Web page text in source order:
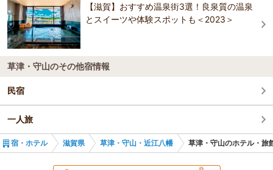
江八幡）
Little Birds Hostel 近江八幡
ビジネス旅館 長栄荘
コンフォートイン近江八幡
近江八幡 まちや倶楽部（旧名称：MACHIYA INN近
江八幡）
Tabist ビジネス旅館 はざま
ＡＢホテル近江八幡
ホテルニューオウミ
コンフォートイン近江八幡
【滋賀】おすすめ温泉街3選！良泉質の温泉
とスイーツや体験スポットも＜2023＞
草津・守山のその他宿情報
民宿
一人旅
宿・ホテル 滋賀県 草津・守山・近江八幡 草津・守山のホテル・旅